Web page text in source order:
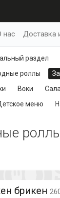
нас Доставка
раздел
роллы
Воки
меню
брикен